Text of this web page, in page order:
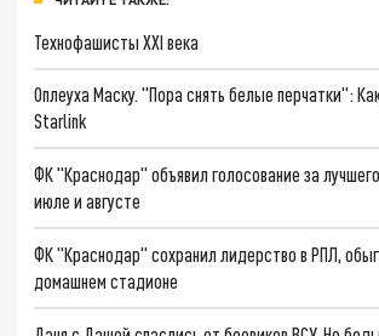
Технофашисты XXI века
Оплеуха Маску. "Пора снять белые перчатки":
Starlink
ФК "Краснодар" объявил голосование за
июле и августе
ФК "Краснодар" сохранил лидерство в РПЛ,
домашнем стадионе